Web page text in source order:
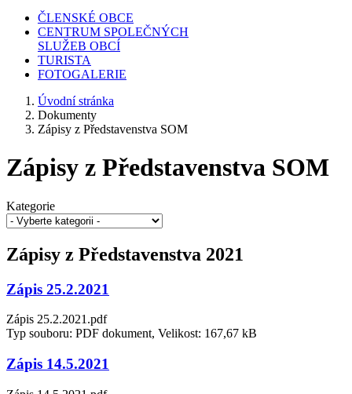
ČLENSKÉ OBCE
CENTRUM SPOLEČNÝCH
SLUŽEB OBCÍ
TURISTA
FOTOGALERIE
Úvodní stránka
Dokumenty
Zápisy z Představenstva SOM
Zápisy z Představenstva SOM
Kategorie
Zápisy z Představenstva 2021
Zápis 25.2.2021
Zápis 25.2.2021.pdf
Typ souboru: PDF dokument, Velikost: 167,67 kB
Zápis 14.5.2021